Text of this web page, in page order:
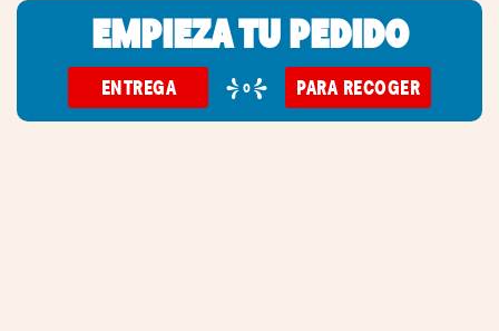
EMPIEZA TU PEDIDO
ENTREGA o PARA RECOGER